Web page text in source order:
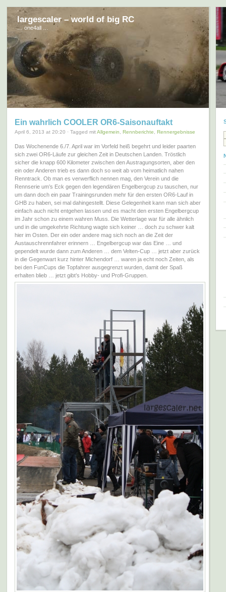
largescaler – world of big RC
… one4all …
Ein wahrlich COOLER OR6-Saisonauftakt
April 6, 2013 at 20:20 · Tagged mitAllgemein Rennberichte Rennergebnisse
Das Wochenende 6./7. April war im Vorfeld heiß begehrt und leider paarten
sich zwei OR6-Läufe zur gleichen Zeit in Deutschen Landen. Tröstlich
sicher die knapp 600 Kilometer zwischen den Austragungsorten, aber den
ein oder Anderen trieb es dann doch so weit ab vom heimatlich nahen
Renntrack. Ob man es verwerflich nennen mag, den Verein und die
Rennserie um’s Eck gegen den legendären Engelbergcup zu tauschen, nur
um dann doch ein paar Trainingsrunden mehr für den ersten OR6-Lauf in
GHB zu haben, sei mal dahingestellt. Diese Gelegenheit kann man sich aber
einfach auch nicht entgehen lassen und es macht den ersten Engelbergcup
im Jahr schon zu einem wahren Muss. Die Wetterlage war für alle ähnlich
und in die umgekehrte Richtung wagte sich keiner … doch zu schwer kalt
hier im Osten. Der ein oder andere mag sich noch an die Zeit der
Austauschrennfahrer erinnern … Engelbergcup war das Eine … und
gependelt wurde dann zum Anderen … dem Velten-Cup … jetzt aber zurück
in die Gegenwart kurz hinter Michendorf … waren ja echt noch Zeiten, als
bei den FunCups die Topfahrer ausgegrenzt wurden, damit der Spaß
erhalten blieb … jetzt gibt’s Hobby- und Profi-Gruppen.